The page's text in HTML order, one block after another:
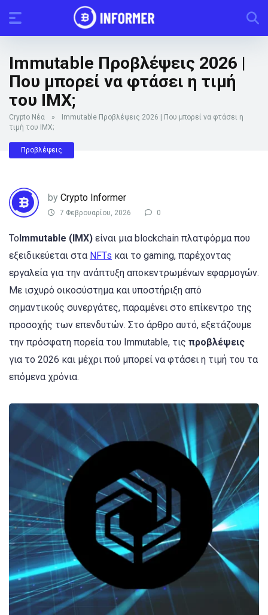
Immutable Προβλέψεις 2026 |
Που μπορεί να φτάσει η τιμή
του IMX;
Crypto Νέα »
Immutable Προβλέψεις 2026 | Που μπορεί να φτάσει η
τιμή του IMX;
Προβλέψεις
by Crypto Informer
7 Φεβρουαρίου, 2026 0
ΤοImmutable (IMX) είναι μια blockchain πλατφόρμα που
εξειδικεύεται στα NFTs και το gaming, παρέχοντας
εργαλεία για την ανάπτυξη αποκεντρωμένων εφαρμογών.
Με ισχυρό οικοσύστημα και υποστήριξη από
σημαντικούς συνεργάτες, παραμένει στο επίκεντρο της
προσοχής των επενδυτών. Στο άρθρο αυτό, εξετάζουμε
την πρόσφατη πορεία του Immutable, τις προβλέψεις
για το 2026 και μέχρι πού μπορεί να φτάσει η τιμή του τα
επόμενα χρόνια.